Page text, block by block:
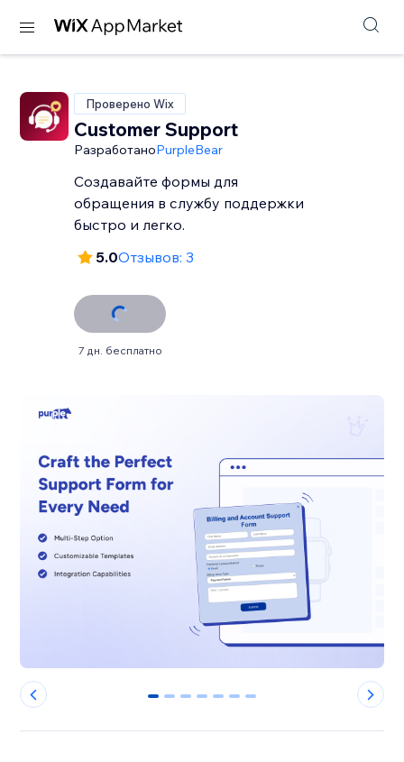
Проверено Wix
Customer Support
РазработаноPurpleBear
Создавайте формы для
обращения в службу поддержки
быстро и легко.
5.0Отзывов: 3
7 дн. бесплатно
0 1 2 3 4 5 6